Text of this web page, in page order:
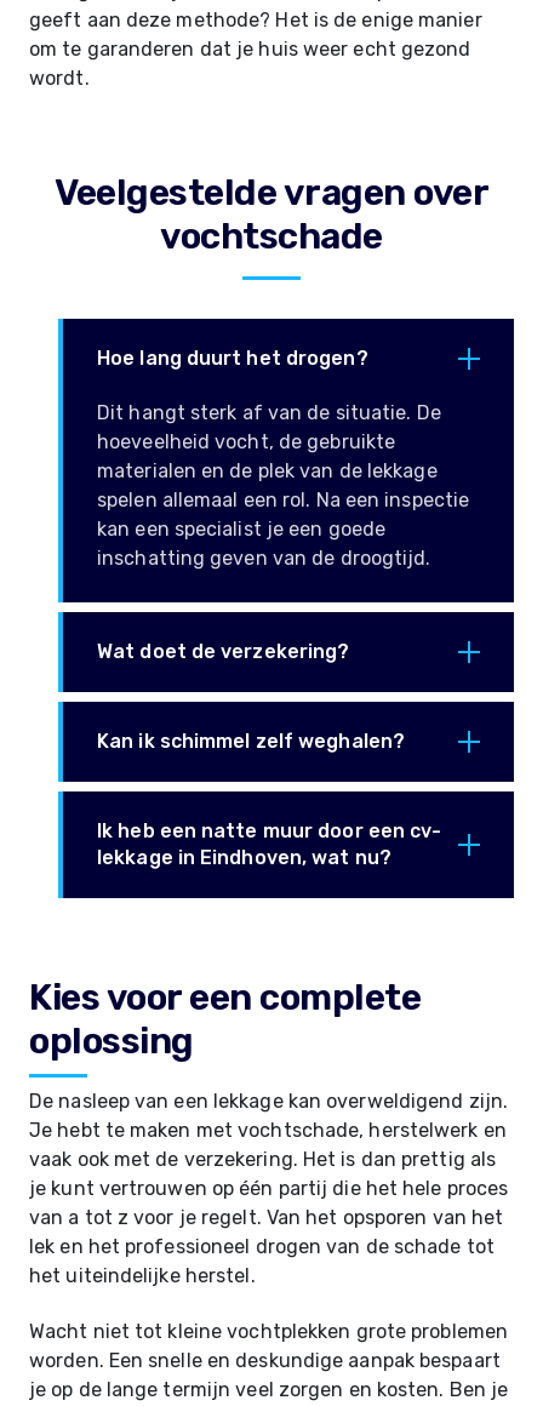
geeft aan deze methode? Het is de enige manier
om te garanderen dat je huis weer echt gezond
wordt.
Veelgestelde vragen over
vochtschade
Hoe lang duurt het drogen?
Dit hangt sterk af van de situatie. De
hoeveelheid vocht, de gebruikte
materialen en de plek van de lekkage
spelen allemaal een rol. Na een inspectie
kan een specialist je een goede
inschatting geven van de droogtijd.
Wat doet de verzekering?
Kan ik schimmel zelf weghalen?
Ik heb een natte muur door een cv-
lekkage in Eindhoven, wat nu?
Kies voor een complete
oplossing
De nasleep van een lekkage kan overweldigend zijn.
Je hebt te maken met vochtschade, herstelwerk en
vaak ook met de verzekering. Het is dan prettig als
je kunt vertrouwen op één partij die het hele proces
van a tot z voor je regelt. Van het opsporen van het
lek en het professioneel drogen van de schade tot
het uiteindelijke herstel.
Wacht niet tot kleine vochtplekken grote problemen
worden. Een snelle en deskundige aanpak bespaart
je op de lange termijn veel zorgen en kosten. Ben je